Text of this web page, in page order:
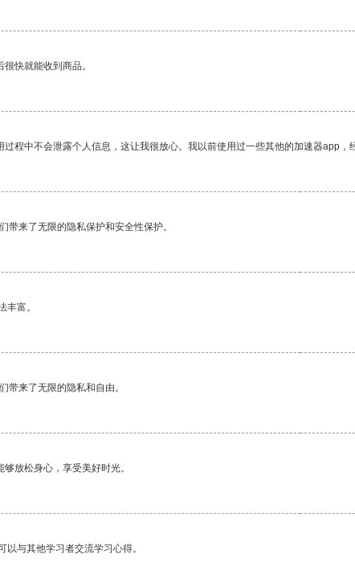
快就能收到商品。
程中不会泄露个人信息，这让我很放心。我以前使用过一些其他的加速器app，
带来了无限的隐私保护和安全性保护。
丰富。
带来了无限的隐私和自由。
放松身心，享受美好时光。
与其他学习者交流学习心得。